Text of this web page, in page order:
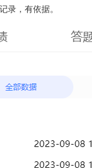
录，有依据。